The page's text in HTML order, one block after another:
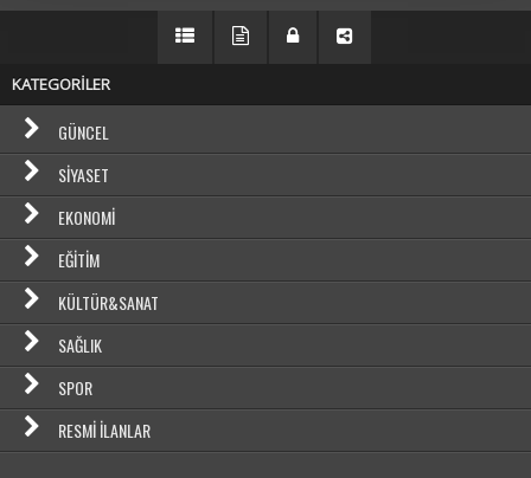
KATEGORİLER
GÜNCEL
SIYASET
EKONOMI
EĞITIM
KÜLTÜR&SANAT
SAĞLIK
SPOR
RESMI İLANLAR